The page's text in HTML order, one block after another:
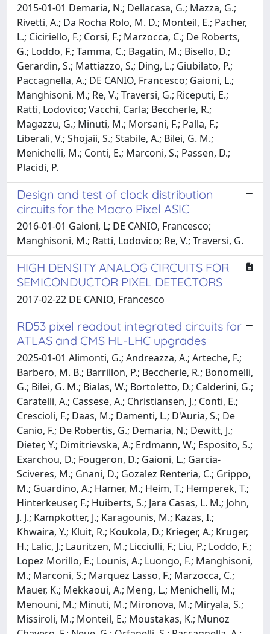
2015-01-01 Demaria, N.; Dellacasa, G.; Mazza, G.;
Rivetti, A.; Da Rocha Rolo, M. D.; Monteil, E.; Pacher,
L.; Ciciriello, F.; Corsi, F.; Marzocca, C.; De Roberts,
G.; Loddo, F.; Tamma, C.; Bagatin, M.; Bisello, D.;
Gerardin, S.; Mattiazzo, S.; Ding, L.; Giubilato, P.;
Paccagnella, A.; DE CANIO, Francesco; Gaioni, L.;
Manghisoni, M.; Re, V.; Traversi, G.; Riceputi, E.;
Ratti, Lodovico; Vacchi, Carla; Beccherle, R.;
Magazzu, G.; Minuti, M.; Morsani, F.; Palla, F.;
Liberali, V.; Shojaii, S.; Stabile, A.; Bilei, G. M.;
Menichelli, M.; Conti, E.; Marconi, S.; Passen, D.;
Placidi, P.
Design and test of clock distribution
circuits for the Macro Pixel ASIC
2016-01-01 Gaioni, L; DE CANIO, Francesco;
Manghisoni, M.; Ratti, Lodovico; Re, V.; Traversi, G.
HIGH DENSITY ANALOG CIRCUITS FOR
SEMICONDUCTOR PIXEL DETECTORS
2017-02-22 DE CANIO, Francesco
RD53 pixel readout integrated circuits for
ATLAS and CMS HL-LHC upgrades
2025-01-01 Alimonti, G.; Andreazza, A.; Arteche, F.;
Barbero, M. B.; Barrillon, P.; Beccherle, R.; Bonomelli,
G.; Bilei, G. M.; Bialas, W.; Bortoletto, D.; Calderini, G.;
Caratelli, A.; Cassese, A.; Christiansen, J.; Conti, E.;
Crescioli, F.; Daas, M.; Damenti, L.; D'Auria, S.; De
Canio, F.; De Robertis, G.; Demaria, N.; Dewitt, J.;
Dieter, Y.; Dimitrievska, A.; Erdmann, W.; Esposito, S.;
Exarchou, D.; Fougeron, D.; Gaioni, L.; Garcia-
Sciveres, M.; Gnani, D.; Gozalez Renteria, C.; Grippo,
M.; Guardino, A.; Hamer, M.; Heim, T.; Hemperek, T.;
Hinterkeuser, F.; Huiberts, S.; Jara Casas, L. M.; John,
J. J.; Kampkotter, J.; Karagounis, M.; Kazas, I.;
Khwaira, Y.; Kluit, R.; Koukola, D.; Krieger, A.; Kruger,
H.; Lalic, J.; Lauritzen, M.; Licciulli, F.; Liu, P.; Loddo, F.;
Lopez Morillo, E.; Lounis, A.; Luongo, F.; Manghisoni,
M.; Marconi, S.; Marquez Lasso, F.; Marzocca, C.;
Mauer, K.; Mekkaoui, A.; Meng, L.; Menichelli, M.;
Menouni, M.; Minuti, M.; Mironova, M.; Miryala, S.;
Missiroli, M.; Monteil, E.; Moustakas, K.; Munoz